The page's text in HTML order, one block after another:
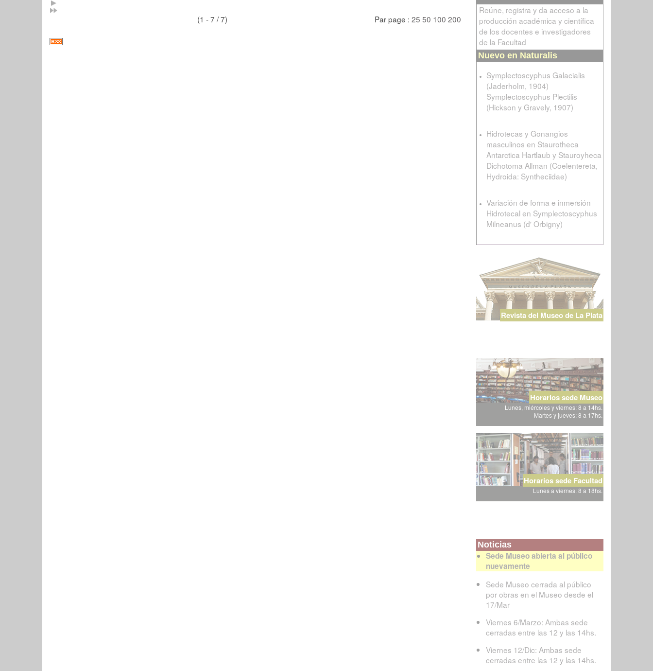
(1 - 7 / 7) Par page : 25 50 100 200
Reúne, registra y da acceso a la
producción académica y científica
de los docentes e investigadores
de la Facultad
Nuevo en Naturalis
Symplectoscyphus Galacialis
(Jaderholm, 1904)
Symplectoscyphus Plectilis
(Hickson y Gravely, 1907)
Hidrotecas y Gonangios
masculinos en Staurotheca
Antarctica Hartlaub y Stauroyheca
Dichotoma Allman (Coelentereta,
Hydroida: Syntheciidae)
Variación de forma e inmersión
Hidrotecal en Symplectoscyphus
Milneanus (d' Orbigny)
Revista del Museo de La Plata
Horarios sede Museo
Lunes, miércoles y viernes: 8 a 14hs.
Martes y jueves: 8 a 17hs.
Horarios sede Facultad
Lunes a viernes: 8 a 18hs.
Noticias
Sede Museo abierta al público
nuevamente
Sede Museo cerrada al público
por obras en el Museo desde el
17/Mar
Viernes 6/Marzo: Ambas sede
cerradas entre las 12 y las 14hs.
Viernes 12/Dic: Ambas sede
cerradas entre las 12 y las 14hs.